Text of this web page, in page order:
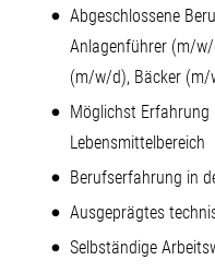
Abgeschlossene
Anlagenführer (m/
(m/w/d), Bäcker
Möglichst
Lebensmittelbereich
Berufserfahrung in
Ausgeprägtes
Selbständige